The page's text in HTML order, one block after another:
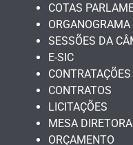
COTAS
ORGANOGRAMA
SESSÕES DA
E-SIC
CONTRATOS
LICITAÇÕES
MESA DIRETORA
ORÇAMENTO